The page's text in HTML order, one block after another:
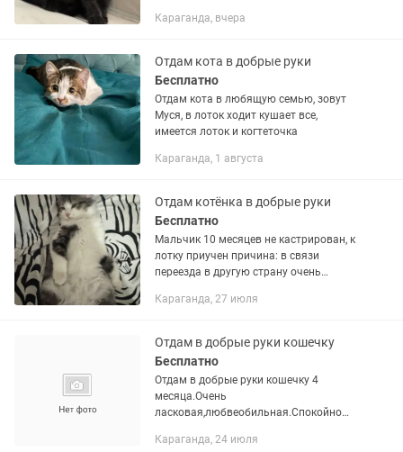
Караганда, вчера
Отдам кота в добрые руки
Бесплатно
Отдам кота в любящую семью, зовут
Муся, в лоток ходит кушает все,
имеется лоток и когтеточка
Караганда, 1 августа
Отдам котёнка в добрые руки
Бесплатно
Мальчик 10 месяцев не кастрирован, к
лотку приучен причина: в связи
переезда в другую страну очень
руки можете звонить в любое время
Караганда, 27 июля
Отдам в добрые руки кошечку
Бесплатно
Отдам в добрые руки кошечку 4
месяца.Очень
ласковая,любвеобильная.Спокойно
приучена, в еде не привереда,все
Караганда, 24 июля